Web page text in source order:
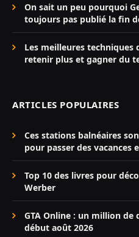
On sait un peu pourquoi
toujours pas publié la fin
Les meilleures techniques
retenir plus et gagner du
ARTICLES POPULAIRES
Ces stations balnéaires
pour passer des vacances
Top 10 des livres pour
Werber
GTA Online : un million
début août 2026